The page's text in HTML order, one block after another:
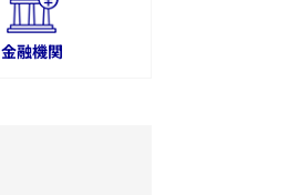
金融機関